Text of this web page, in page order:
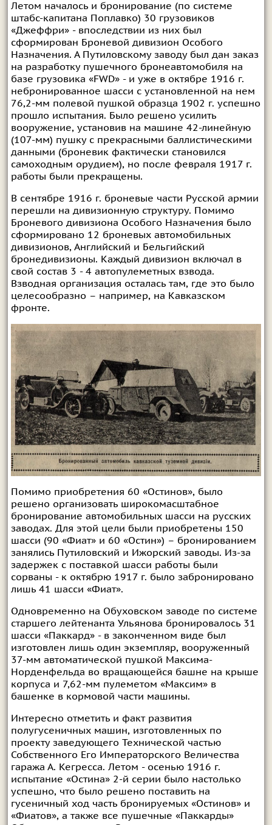
Летом началось и бронирование (по системе
штабс-капитана Поплавко) 30 грузовиков
«Джеффри» - впоследствии из них был
сформирован Броневой дивизион Особого
Назначения. А Путиловскому заводу был дан заказ
на разработку пушечного бронеавтомобиля на
базе грузовика «FWD» - и уже в октябре 1916 г.
небронированное шасси с установленной на нем
76,2-мм полевой пушкой образца 1902 г. успешно
прошло испытания. Было решено усилить
вооружение, установив на машине 42-линейную
(107-мм) пушку с прекрасными баллистическими
данными (броневик фактически становился
самоходным орудием), но после февраля 1917 г.
работы были прекращены.
В сентябре 1916 г. броневые части Русской армии
перешли на дивизионную структуру. Помимо
Броневого дивизиона Особого Назначения было
сформировано 12 броневых автомобильных
дивизионов, Английский и Бельгийский
бронедивизионы. Каждый дивизион включал в
свой состав 3 - 4 автопулеметных взвода.
Взводная организация осталась там, где это было
целесообразно – например, на Кавказском
фронте.
Помимо приобретения 60 «Остинов», было
решено организовать широкомасштабное
бронирование автомобильных шасси на русских
заводах. Для этой цели были приобретены 150
шасси (90 «Фиат» и 60 «Остин») – бронированием
занялись Путиловский и Ижорский заводы. Из-за
задержек с поставкой шасси работы были
сорваны - к октябрю 1917 г. было забронировано
лишь 41 шасси «Фиат».
Одновременно на Обуховском заводе по системе
старшего лейтенанта Ульянова бронировалось 31
шасси «Паккард» - в законченном виде был
изготовлен лишь один экземпляр, вооруженный
37-мм автоматической пушкой Максима-
Норденфельда во вращающейся башне на крыше
корпуса и 7,62-мм пулеметом «Максим» в
башенке в кормовой части машины.
Интересно отметить и факт развития
полугусеничных машин, изготовленных по
проекту заведующего Технической частью
Собственного Его Императорского Величества
гаража А. Кегресса. Летом - осенью 1916 г.
испытание «Остина» 2-й серии было настолько
успешно, что было решено поставить на
гусеничный ход часть бронируемых «Остинов» и
«Фиатов», а также все пушечные «Паккарды»